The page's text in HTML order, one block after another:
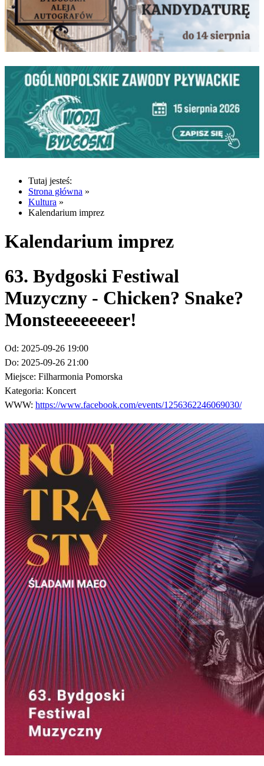
Tutaj jesteś:
Strona główna »
Kultura »
Kalendarium imprez
Kalendarium imprez
63. Bydgoski Festiwal
Muzyczny - Chicken? Snake?
Monsteeeeeeeer!
Od: 2025-09-26 19:00
Do: 2025-09-26 21:00
Miejsce: Filharmonia Pomorska
Kategoria: Koncert
WWW: https://www.facebook.com/events/1256362246069030/